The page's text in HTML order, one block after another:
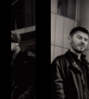
Виконавці:
Дудко
(Бас,) /